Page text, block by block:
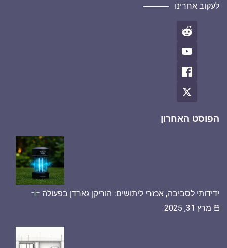
לעקוב אחרינו
הפוסט האחרון
ידידותי לסביבה, אכזרי ליתושים: הוריקן גארדן בפעולה
מרץ 31, 2025